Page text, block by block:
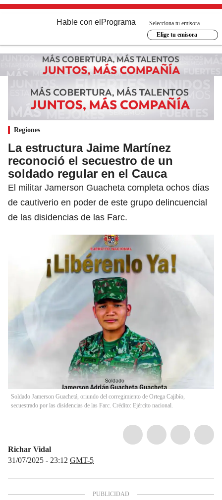
Hable con el Programa
Selecciona tu emisora
Elige tu emisora
Regiones
La estructura Jaime Martínez
reconoció el secuestro de un
soldado regular en el Cauca
El militar Jamerson Guacheta completa ochos días
de cautiverio en poder de este grupo delincuencial
de las disidencias de las Farc.
Soldado Jamerson Guachetá, oriundo del corregimiento de Ortega Cajibío,
secuestrado por las disidencias de las Farc. Crédito: Ejército nacional.
Richar Vidal
31/07/2025 - 23:12 GMT-5